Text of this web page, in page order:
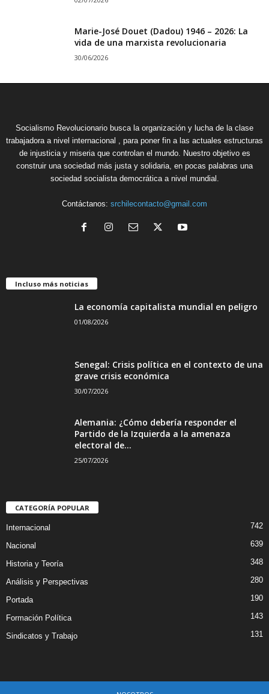
Marie-José Douet (Dadou) 1946 – 2026: La
vida de una marxista revolucionaria
30/06/2026
Socialismo Revolucionario busca la organización y lucha de la clase
trabajadora a nivel internacional , para poner fin a las actuales estructuras
de injusticia y miseria que controlan el mundo. Nuestro objetivo es
construir una sociedad más justa y solidaria, en pocas palabras una
sociedad socialista democrática a nivel mundial.
Contáctanos: srchilecontacto@gmail.com
Incluso más noticias
La economía capitalista mundial en peligro
01/08/2026
Senegal: Crisis política en el contexto de una
grave crisis económica
30/07/2026
Alemania: ¿Cómo debería responder el
Partido de la Izquierda a la amenaza
electoral de...
25/07/2026
CATEGORÍA POPULAR
Internacional 742
Nacional 639
Historia y Teoría 348
Análisis y Perspectivas 280
Portada 190
Formación Política 143
Sindicatos y Trabajo 131